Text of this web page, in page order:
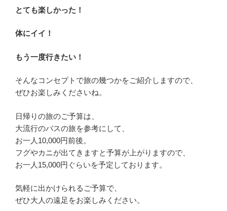
とても楽しかった！
体にイイ！
もう一度行きたい！
そんなコンセプトで旅の幾つかをご紹介しますので、
ぜひお楽しみくださいね。
日帰りの旅のご予算は、
大流行のバスの旅を参考にして、
お一人10,000円前後。
フグやカニが出てきますと予算が上がりますので、
お一人15,000円ぐらいを予定しております。
気軽に出かけられるご予算で、
ぜひ大人の遠足をお楽しみください。